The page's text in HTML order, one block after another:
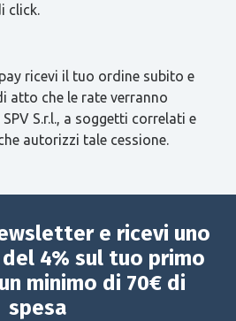
click.
ricevi il tuo ordine subito e
atto che le rate verranno
S.r.l., a soggetti correlati e
autorizzi tale cessione.
e ricevi uno
4% sul tuo primo
minimo di 70€ di
spesa